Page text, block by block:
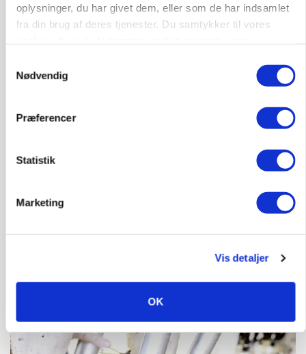
oplysninger, du har givet dem, eller som de har indsamlet
fra din brug af deres tjenester. Du samtykker til vores
Nødvendig
Præferencer
Statistik
Marketing
Vis detaljer
OK
GRISE
Rådgiver om DB-Tjek: Små justeringer kan give